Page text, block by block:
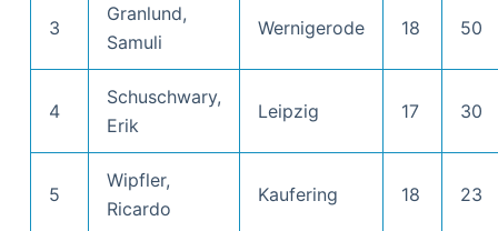
3
Granlund,
Samuli
Wernigerode 18 50
4
Schuschwary,
Erik
Leipzig 17 30
5
Wipfler,
Ricardo
Kaufering 18 23